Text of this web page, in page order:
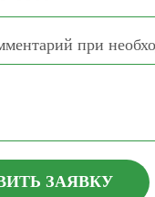
при
ЗАЯВКУ